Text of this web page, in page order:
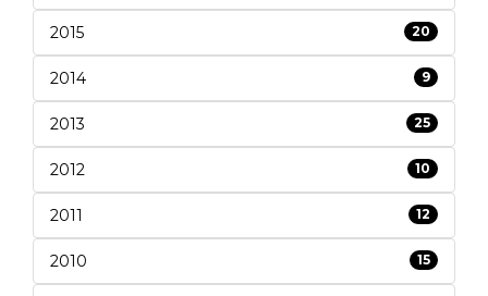
2015 20
2014 9
2013 25
2012 10
2011 12
2010 15